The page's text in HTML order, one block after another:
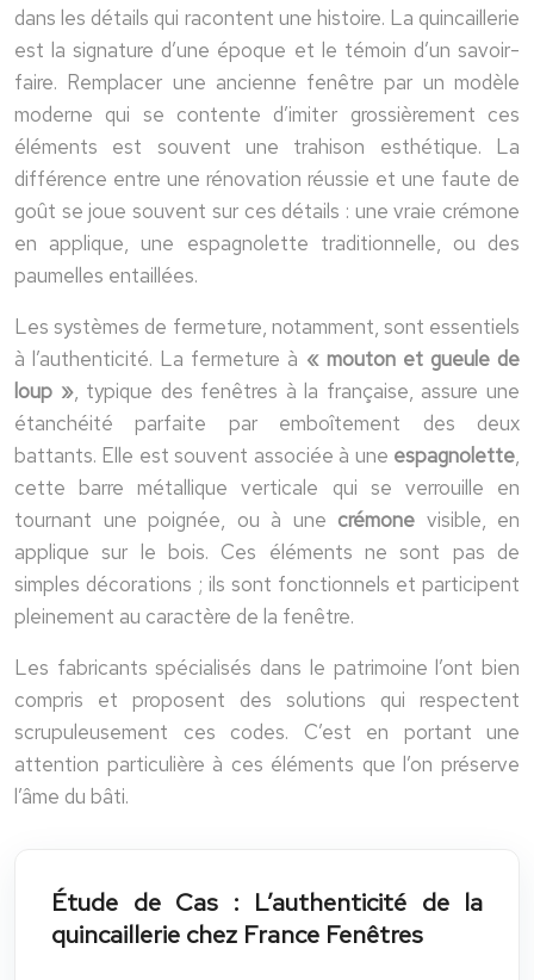
dans les détails qui racontent une histoire. La quincaillerie
est la signature d’une époque et le témoin d’un savoir-
faire. Remplacer une ancienne fenêtre par un modèle
moderne qui se contente d’imiter grossièrement ces
éléments est souvent une trahison esthétique. La
différence entre une rénovation réussie et une faute de
goût se joue souvent sur ces détails : une vraie crémone
en applique, une espagnolette traditionnelle, ou des
paumelles entaillées.
Les systèmes de fermeture, notamment, sont essentiels
à l’authenticité. La fermeture à « mouton et gueule de
loup », typique des fenêtres à la française, assure une
étanchéité parfaite par emboîtement des deux
battants. Elle est souvent associée à une espagnolette,
cette barre métallique verticale qui se verrouille en
tournant une poignée, ou à une crémone visible, en
applique sur le bois. Ces éléments ne sont pas de
simples décorations ; ils sont fonctionnels et participent
pleinement au caractère de la fenêtre.
Les fabricants spécialisés dans le patrimoine l’ont bien
compris et proposent des solutions qui respectent
scrupuleusement ces codes. C’est en portant une
attention particulière à ces éléments que l’on préserve
l’âme du bâti.
Étude de Cas : L’authenticité de la
quincaillerie chez France Fenêtres